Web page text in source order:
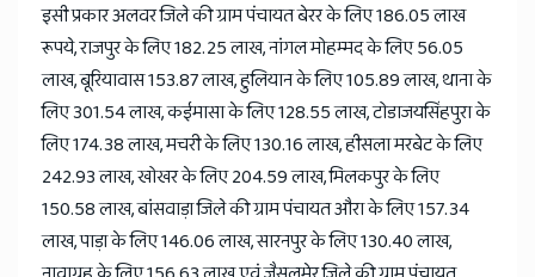
इसी प्रकार अलवर जिले की ग्राम पंचायत बेरर के लिए 186.05 लाख
रूपये, राजपुर के लिए 182.25 लाख, नांगल मोहम्मद के लिए 56.05
लाख, बूरियावास 153.87 लाख, हुलियान के लिए 105.89 लाख, थाना के
लिए 301.54 लाख, कईमासा के लिए 128.55 लाख, टोडाजयसिंहपुरा के
लिए 174.38 लाख, मचरी के लिए 130.16 लाख, हीसला मरबेट के लिए
242.93 लाख, खोखर के लिए 204.59 लाख, मिलकपुर के लिए
150.58 लाख, बांसवाड़ा जिले की ग्राम पंचायत औरा के लिए 157.34
लाख, पाड़ा के लिए 146.06 लाख, सारनपुर के लिए 130.40 लाख,